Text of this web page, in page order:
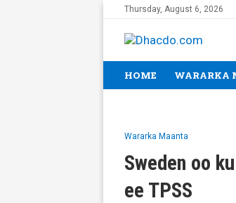
Thursday, August 6, 2026
HOME WARARKA
Wararka Maanta
Sweden oo
ee TPSS